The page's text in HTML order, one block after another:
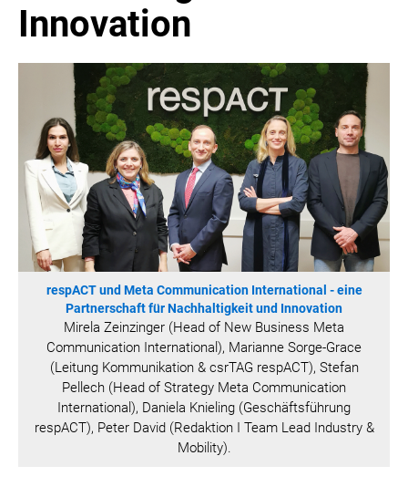
OPTIMUM NUTRITION
PROF. GEORGE BIRKMAYER NADH
PUSTEFIX
META COMMUNICATION
REVELL
SONOS DE
SONOS AT
ZURU
MERGE GAMES
PQUBE
K5 FACTORY
WILD RIVER GAMES
KONAMI
Innovation
respACT und Meta Communication International - eine
Partnerschaft für Nachhaltigkeit und Innovation
Mirela Zeinzinger (Head of New Business Meta
Communication International), Marianne Sorge-Grace
(Leitung Kommunikation & csrTAG respACT), Stefan
Pellech (Head of Strategy Meta Communication
International), Daniela Knieling (Geschäftsführung
respACT), Peter David (Redaktion I Team Lead Industry &
Mobility).